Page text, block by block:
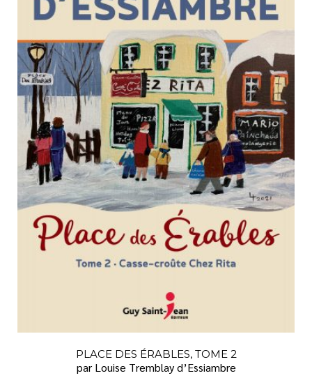
PLACE DES ÉRABLES, TOME 2
par Louise Tremblay d’Essiambre